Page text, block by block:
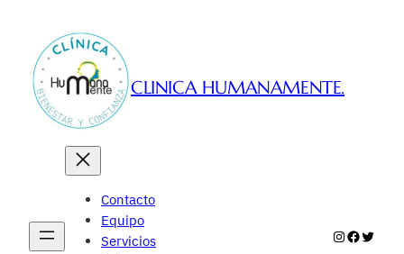
contenido
CLINICA HUMANAMENTE.
Contacto
Equipo
Servicios
Instagram